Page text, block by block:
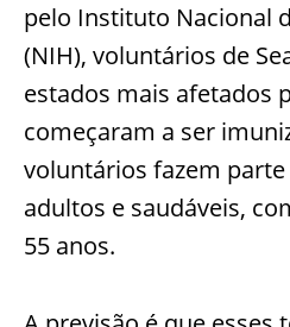
pelo Instituto Nacional
(NIH), voluntários de
estados mais afetados
começaram a ser
voluntários fazem
adultos e saudáveis,
55 anos.